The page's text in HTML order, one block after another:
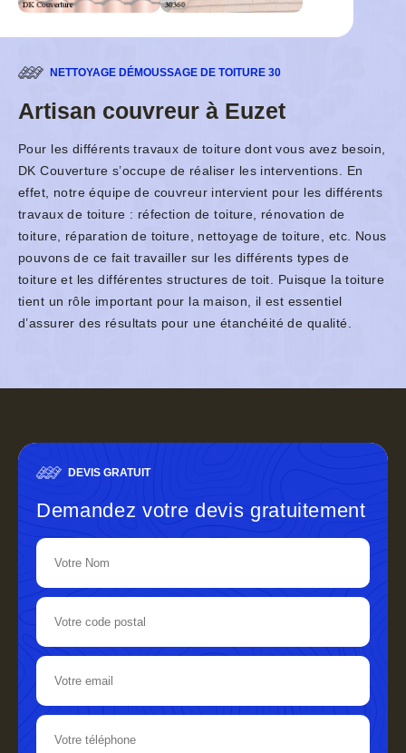
NETTOYAGE DÉMOUSSAGE DE TOITURE 30
Artisan couvreur à Euzet
Pour les différents travaux de toiture dont vous avez besoin,
DK Couverture s’occupe de réaliser les interventions. En
effet, notre équipe de couvreur intervient pour les différents
travaux de toiture : réfection de toiture, rénovation de
toiture, réparation de toiture, nettoyage de toiture, etc. Nous
pouvons de ce fait travailler sur les différents types de
toiture et les différentes structures de toit. Puisque la toiture
tient un rôle important pour la maison, il est essentiel
d’assurer des résultats pour une étanchéité de qualité.
DEVIS GRATUIT
Demandez votre devis gratuitement